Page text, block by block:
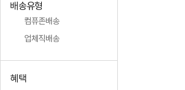
배송유형
컴퓨존배송
업체직배송
혜택